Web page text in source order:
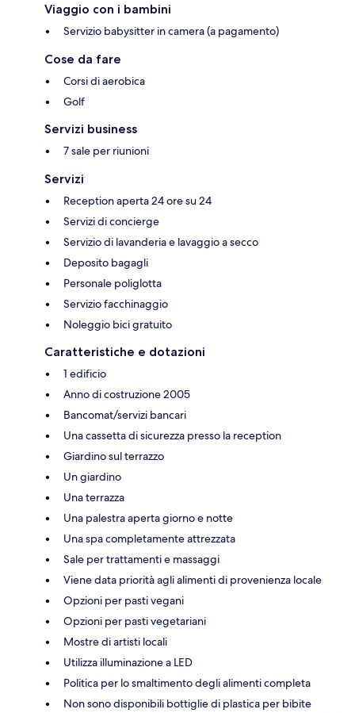
Viaggio con i bambini
Servizio babysitter in camera (a pagamento)
Cose da fare
Corsi di aerobica
Golf
Servizi business
7 sale per riunioni
Servizi
Reception aperta 24 ore su 24
Servizi di concierge
Servizio di lavanderia e lavaggio a secco
Deposito bagagli
Personale poliglotta
Servizio facchinaggio
Noleggio bici gratuito
Caratteristiche e dotazioni
1 edificio
Anno di costruzione 2005
Bancomat/servizi bancari
Una cassetta di sicurezza presso la reception
Giardino sul terrazzo
Un giardino
Una terrazza
Una palestra aperta giorno e notte
Una spa completamente attrezzata
Sale per trattamenti e massaggi
Viene data priorità agli alimenti di provenienza locale
Opzioni per pasti vegani
Opzioni per pasti vegetariani
Mostre di artisti locali
Utilizza illuminazione a LED
Politica per lo smaltimento degli alimenti completa
Non sono disponibili bottiglie di plastica per bibite